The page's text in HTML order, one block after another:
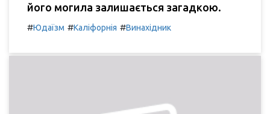
його могила залишається загадкою.
#Юдаїзм #Каліфорнія #Винахідник